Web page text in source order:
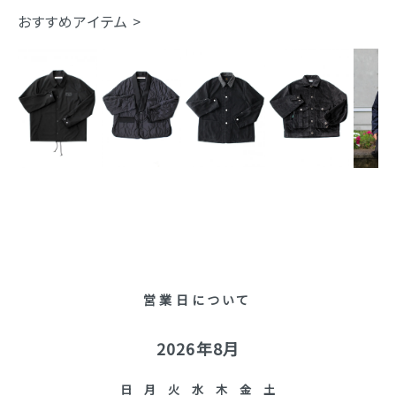
おすすめアイテム >
営業日について
2026年8月
日 月 火 水 木 金
土